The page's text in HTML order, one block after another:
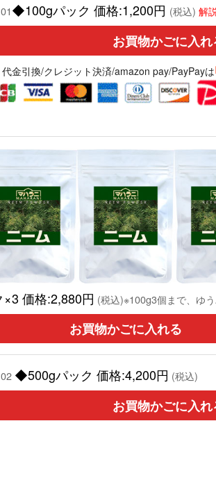
◆100gパック 価格:1,200円 (税込) 解
お買物かごに入れ
代金引換/クレジット決済/amazon pay/PayPayは
価格:2,880円 (税込)※100g3個まで、ゆ
お買物かごに入れる
◆500gパック 価格:4,200円 (税込)
お買物かごに入れ